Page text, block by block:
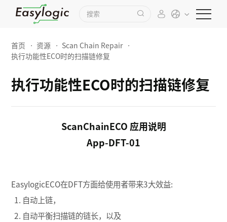
首页 · 资源 · Scan Chain Repair
·
执行功能性ECO时的扫描链修复
执行功能性ECO时的扫描链修复
ScanChainECO 应用说明
App-DFT-01
EasylogicECO在DFT方面给使用者带来3大效益:
1. 自动上链，
2. 自动平衡扫描链的链长，以及